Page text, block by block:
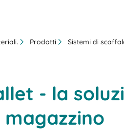
Prodotti Sistemi di
- la